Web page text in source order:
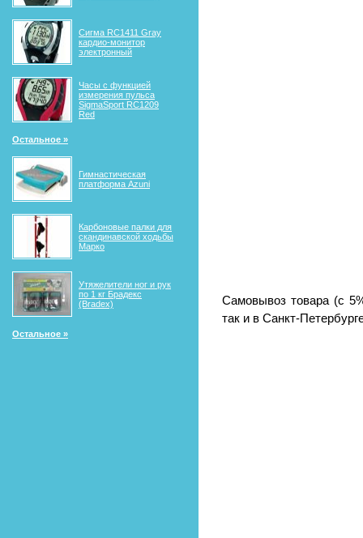
Сигма RС1411 Gray
кардио-монитор
электронный
Часы с функцией
измерения пульса
SigmaSport RC1209
Red
Остальное »
Гимнастическая
платформа Azuni
Карбоновые палки для
скандинавской ходьбы
Марко
Утяжелители ног и рук
по 1 кг Брадекс
(Bradex)
Остальное »
Самовывоз товара (с
так и в Санкт-